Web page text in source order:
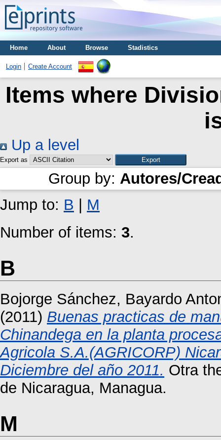
Home About Browse Stadistics
Login Create Account
Items where
Up a level
Export as
Group by: Autores/
Jump to: B
M
Number of items: 3.
B
Bojorge Sánchez, Bayardo
(2011) Buenas practicas de
Chinandega en la planta
Agricola S.A.(AGRICORP)
Diciembre del año 2011. Otra
de Nicaragua, Managua.
M